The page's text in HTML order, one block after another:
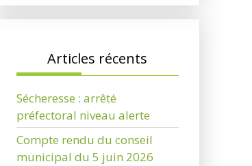
Articles récents
Sécheresse : arrêté
préfectoral niveau alerte
Compte rendu du conseil
municipal du 5 juin 2026